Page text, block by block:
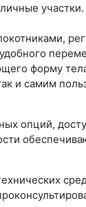
форму
и самим
опций,